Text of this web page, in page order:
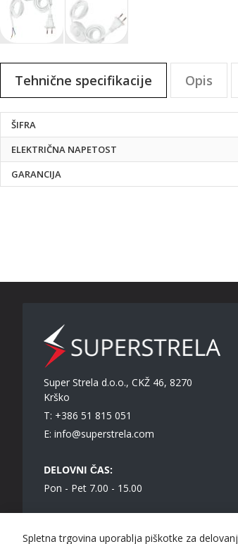
na
začetekTehnične specifikacije
Tehnične
specifikacije
ŠIFRA
ELEKTRIČNA NAPETOST
GARANCIJA
Opis
Super Strela d.o.o., CKŽ 46, 8270
Krško
T: +386 51 815 051
E: info@superstrela.com
DELOVNI ČAS:
Pon - Pet 7.00 - 15.00
Spletna trgovina uporablja piškotke za